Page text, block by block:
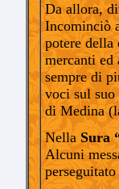
Da allora,
Incominciò
potere
mercanti ed
sempre di
voci sul suo
di Medina
NellaSura
Alcuni